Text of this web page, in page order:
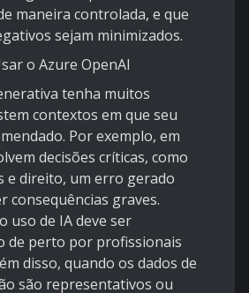
maneira controlada, e que
sejam minimizados.
o Azure OpenAI
tenha muitos
contextos em que seu
Por exemplo, em
decisões críticas, como
e direito, um erro gerado
consequências graves.
uso de IA deve ser
de perto por profissionais
disso, quando os dados de
são representativos ou